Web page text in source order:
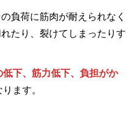
負荷に筋肉が耐えられなく
たり、裂けてしまったりす
下、筋力低下、負担がか
ます。